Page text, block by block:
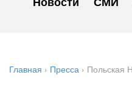
Главная › Пресса › Польская